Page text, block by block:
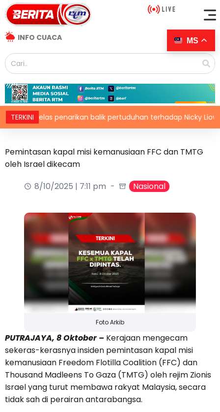
INFO CUACA
TERKINIpenarikan balik pertuduhan terhadap Nicky Liow
Pemintasan kapal misi kemanusiaan FFC dan TMTG
oleh Israel dikecam
8/10/2025 | 7:11 pm
Nasional
Foto Arkib
PUTRAJAYA, 8 Oktober – Kerajaan mengecam
sekeras-kerasnya insiden pemintasan kapal misi
kemanusiaan Freedom Flotilla Coalition (FFC) dan
Thousand Madleens To Gaza (TMTG) oleh rejim Zionis
Israel yang turut membawa rakyat Malaysia, secara
tidak sah di perairan antarabangsa.
MS